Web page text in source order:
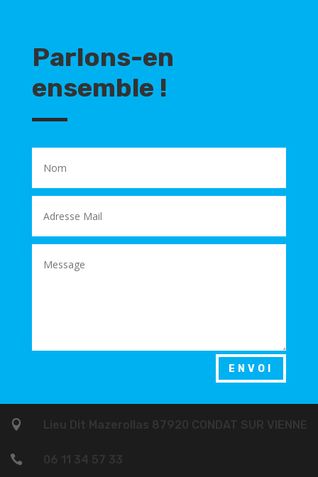
Parlons-en
ensemble !
ENVOI
 Lieu Dit Mazerollas 87920 CONDAT SUR VIENNE
 06 11 34 57 33